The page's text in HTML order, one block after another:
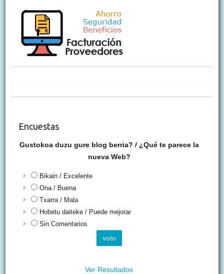
Encuestas
Gustokoa duzu gure blog berria? / ¿Qué te parece la
nueva Web?
Bikain / Excelente
Ona / Buena
Txarra / Mala
Hobetu daiteke / Puede mejorar
Sin Comentarios
Ver Resultados